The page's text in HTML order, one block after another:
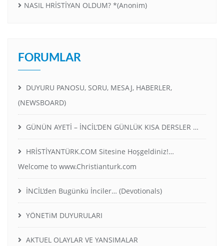
NASIL HRİSTİYAN OLDUM? *(Anonim)
FORUMLAR
DUYURU PANOSU, SORU, MESAJ, HABERLER,
(NEWSBOARD)
GÜNÜN AYETİ – İNCİL’DEN GÜNLÜK KISA DERSLER …
HRİSTİYANTÜRK.COM Sitesine Hoşgeldiniz!…
Welcome to www.Christianturk.com
İNCİL’den Bugünkü İnciler… (Devotionals)
YÖNETiM DUYURULARI
AKTUEL OLAYLAR VE YANSIMALAR